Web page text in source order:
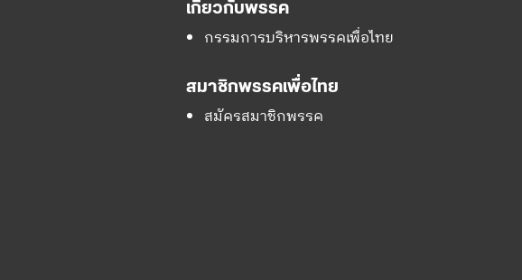
เกี่ยวกับพรรค
กรรมการบริหารพรรคเพื่อไทย
สมาชิกพรรคเพื่อไทย
สมัครสมาชิกพรรค